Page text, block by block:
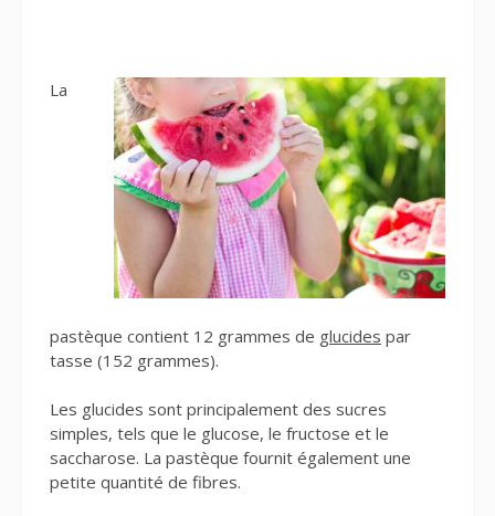
La
pastèque contient 12 grammes de glucides par
tasse (152 grammes).
Les glucides sont principalement des sucres
simples, tels que le glucose, le fructose et le
saccharose. La pastèque fournit également une
petite quantité de fibres.